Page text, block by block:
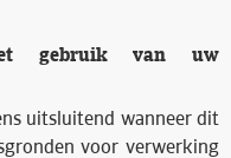
gebruik van uw
uitsluitend wanneer dit
voor verwerking